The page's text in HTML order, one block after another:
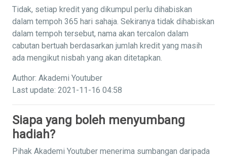
Tidak, setiap kredit yang dikumpul perlu dihabiskan
dalam tempoh 365 hari sahaja. Sekiranya tidak dihabiskan
dalam tempoh tersebut, nama akan tercalon dalam
cabutan bertuah berdasarkan jumlah kredit yang masih
ada mengikut nisbah yang akan ditetapkan.
Author: Akademi Youtuber
Last update: 2021-11-16 04:58
Siapa yang boleh menyumbang
hadiah?
Pihak Akademi Youtuber menerima sumbangan daripada